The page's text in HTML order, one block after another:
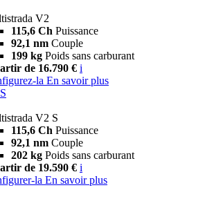
V2
115,6 Ch Puissance
92,1 nm Couple
199 kg Poids sans carburant
de 16.790 € i
la En savoir plus
V2 S
115,6 Ch Puissance
92,1 nm Couple
202 kg Poids sans carburant
de 19.590 € i
la En savoir plus